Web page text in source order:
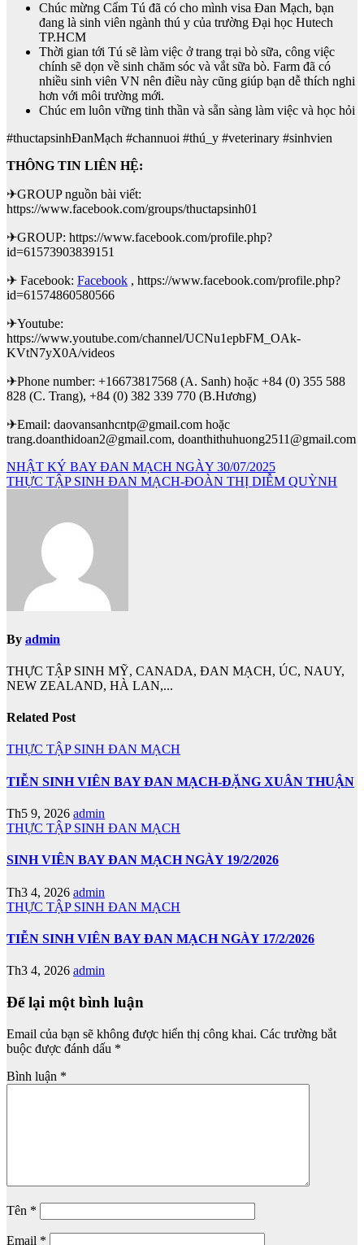
Chúc mừng Cẩm Tú đã có cho mình visa Đan Mạch, bạn
đang là sinh viên ngành thú y của trường Đại học Hutech
TP.HCM
Thời gian tới Tú sẽ làm việc ở trang trại bò sữa, công việc
chính sẽ dọn về sinh chăm sóc và vắt sữa bò. Farm đã có
nhiều sinh viên VN nên điều này cũng giúp bạn dễ thích nghi
hơn với môi trường mới.
Chúc em luôn vững tinh thần và sẵn sàng làm việc và học hỏi
#thuctapsinhĐanMạch #channuoi #thú_y #veterinary #sinhvien
THÔNG TIN LIÊN HỆ:
✈GROUP nguồn bài viết:
https://www.facebook.com/groups/thuctapsinh01
✈GROUP: https://www.facebook.com/profile.php?
id=61573903839151
✈ Facebook: Facebook , https://www.facebook.com/profile.php?
id=61574860580566
✈Youtube:
https://www.youtube.com/channel/UCNu1epbFM_OAk-
KVtN7yX0A/videos
✈Phone number: +16673817568 (A. Sanh) hoặc +84 (0) 355 588
828 (C. Trang), +84 (0) 382 339 770 (B.Hương)
✈Email: daovansanhcntp@gmail.com hoặc
trang.doanthidoan2@gmail.com, doanthithuhuong2511@gmail.com
Điều
hướng
NHẬT KÝ BAY ĐAN MẠCH NGÀY 30/07/2025
THỰC TẬP SINH ĐAN MẠCH-ĐOÀN THỊ DIỄM QUỲNH
By admin
THỰC TẬP SINH MỸ, CANADA, ĐAN MẠCH, ÚC, NAUY,
NEW ZEALAND, HÀ LAN,...
Related Post
THỰC TẬP SINH ĐAN MẠCH
TIỄN SINH VIÊN BAY ĐAN MẠCH-ĐẶNG XUÂN THUẬN
Th5 9, 2026 admin
THỰC TẬP SINH ĐAN MẠCH
SINH VIÊN BAY ĐAN MẠCH NGÀY 19/2/2026
Th3 4, 2026 admin
THỰC TẬP SINH ĐAN MẠCH
TIỄN SINH VIÊN BAY ĐAN MẠCH NGÀY 17/2/2026
Th3 4, 2026 admin
Để lại một bình luận
Email của bạn sẽ không được hiển thị công khai. Các trường bắt
buộc được đánh dấu *
Bình luận *
Tên *
Email *